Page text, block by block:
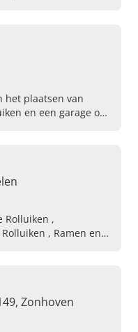
het plaatsen van
en een garage op
Rolluiken ,
, Ramen en
Zonhoven